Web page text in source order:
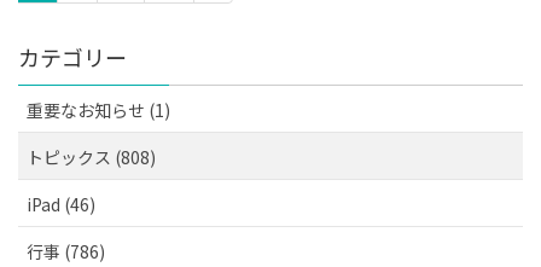
カテゴリー
重要なお知らせ (1)
トピックス (808)
iPad (46)
行事 (786)